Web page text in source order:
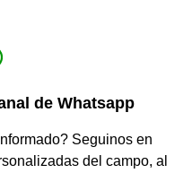
de Whatsapp
Seguinos en
del campo, al